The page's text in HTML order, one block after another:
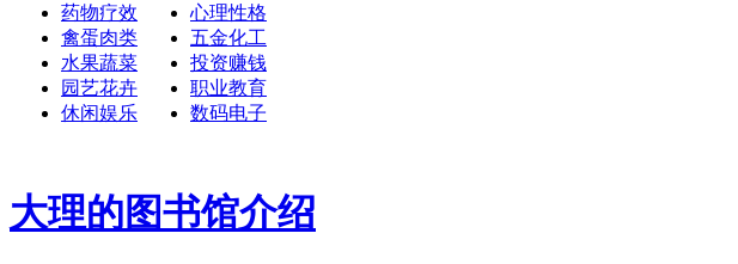
药物疗效
禽蛋肉类
水果蔬菜
园艺花卉
休闲娱乐
心理性格
五金化工
投资赚钱
职业教育
数码电子
大理的图书馆介绍